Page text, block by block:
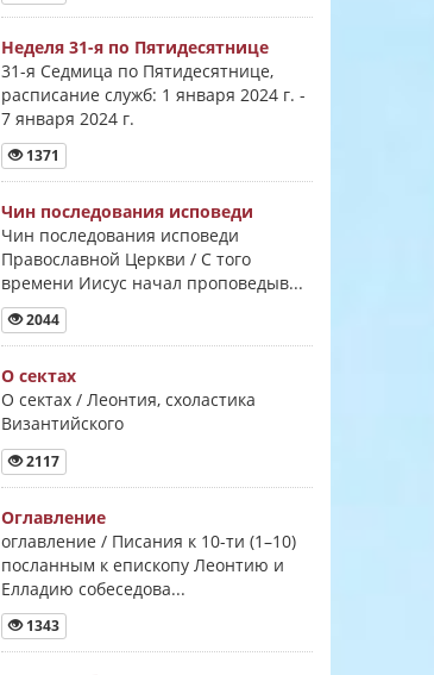
Неделя 31-я по Пятидесятнице
31-я Седмица по Пятидесятнице,
расписание служб: 1 января 2024 г. -
7 января 2024 г.
1371
Чин последования исповеди
Чин последования исповеди
Православной Церкви / С того
времени Иисус начал проповедыв...
2044
О сектах
О сектах / Леонтия, схоластика
Византийского
2117
Оглавление
оглавление / Писания к 10-ти (1–10)
посланным к епископу Леонтию и
Елладию собеседова...
1343